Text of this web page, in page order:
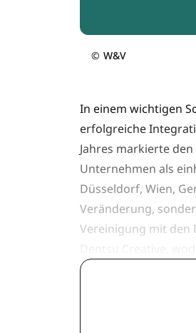
© W&V
In einem wichtigen
erfolgreiche
Jahres markierte
Unternehmen als
Düsseldorf, Wien,
Veränderung,
Vereinigung mit den